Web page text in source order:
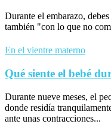
Durante el embarazo,
también "con lo que no
En el vientre materno
Qué siente el bebé
Durante nueve meses, el
donde residía
ante unas contracciones...